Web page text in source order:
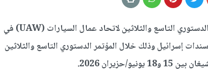
صوّت مندوبو المؤتمر الدستوري التاسع والثلاثين لاتحاد عمال السيارات (UAW) في
إسرائيل وذلك خلال المؤتمر الدستوري التاسع والثلاثين
حزيران 2026.